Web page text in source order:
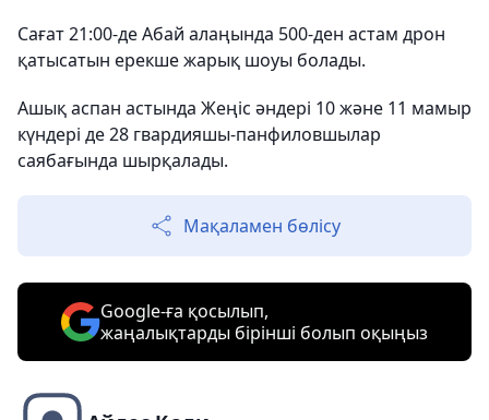
Сағат 21:00-де Абай алаңында 500-ден астам дрон
қатысатын ерекше жарық шоуы болады.
Ашық аспан астында Жеңіс әндері 10 және 11 мамыр
күндері де 28 гвардияшы-панфиловшылар
саябағында шырқалады.
Мақаламен бөлісу
Google-ға қосылып,
жаңалықтарды бірінші болып оқыңыз